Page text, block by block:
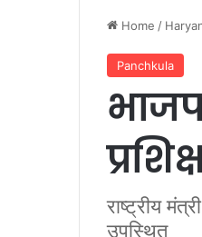
Home /
Panchkula
राष्ट्रीय
उपस्थित